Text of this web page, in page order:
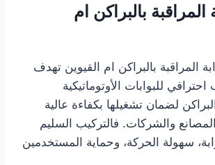
بالبراكن ام
المراقبة بالبراكن ام القيوين تهدف
للبوابات الأوتوماتيكية
لضمان تشغيلها بكفاءة عالية
والشركات. فالتركيب السليم
سهولة الحركة، وحماية المستخدمين